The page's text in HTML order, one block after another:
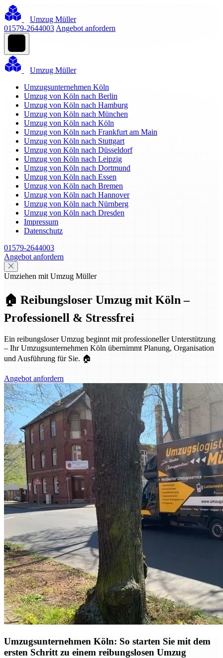
Umzug Müller
01579-2644003 Angebot anfordern
Umzug Müller
Umzugsunternehmen Köln
Umzug von Köln nach Berlin
Umzug von Köln nach Hamburg
Umzug von Köln nach München
Umzug von Köln nach Köln
Umzug von Köln nach Frankfurt am Main
Umzug von Köln nach Stuttgart
Umzug von Köln nach Düsseldorf
Umzug von Köln nach Leipzig
Umzug von Köln nach Dortmund
Umzug von Köln nach Essen
Umzug von Köln nach Bremen
Umzug von Köln nach Hannover
Umzug von Köln nach Nürnberg
Umzug von Köln nach Dresden
Impressum
Datenschutz
01579-2644003
Angebot anfordern
Umziehen mit Umzug Müller
🏠 Reibungsloser Umzug mit Köln –
Professionell & Stressfrei
Ein reibungsloser Umzug beginnt mit professioneller Unterstützung
– Ihr Umzugsunternehmen Köln übernimmt Planung, Organisation
und Ausführung für Sie. 🏠
Angebot anfordern
Umzugsunternehmen Köln: So starten Sie mit dem
ersten Schritt zu einem reibungslosen Umzug